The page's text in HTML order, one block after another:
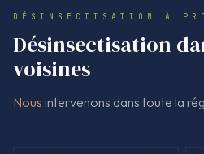
DÉSINSECTISATION À
Désinsectisation
voisines
Nous intervenons dans toute la